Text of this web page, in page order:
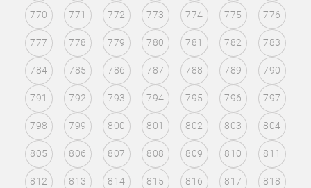
770 771 772 773 774 775 776
777 778 779 780 781 782 783
784 785 786 787 788 789 790
791 792 793 794 795 796 797
798 799 800 801 802 803 804
805 806 807 808 809 810 811
812 813 814 815 816 817 818